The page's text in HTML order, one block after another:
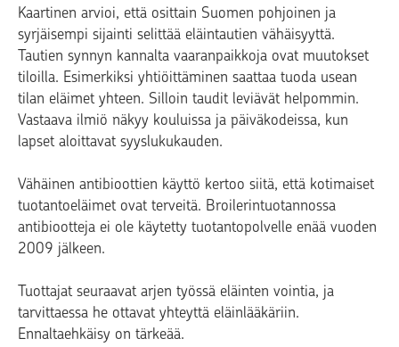
Kaartinen arvioi, että osittain Suomen pohjoinen ja
syrjäisempi sijainti selittää eläintautien vähäisyyttä.
Tautien synnyn kannalta vaaranpaikkoja ovat muutokset
tiloilla. Esimerkiksi yhtiöittäminen saattaa tuoda usean
tilan eläimet yhteen. Silloin taudit leviävät helpommin.
Vastaava ilmiö näkyy kouluissa ja päiväkodeissa, kun
lapset aloittavat syyslukukauden.
Vähäinen antibioottien käyttö kertoo siitä, että kotimaiset
tuotantoeläimet ovat terveitä. Broilerintuotannossa
antibiootteja ei ole käytetty tuotantopolvelle enää vuoden
2009 jälkeen.
Tuottajat seuraavat arjen työssä eläinten vointia, ja
tarvittaessa he ottavat yhteyttä eläinlääkäriin.
Ennaltaehkäisy on tärkeää.